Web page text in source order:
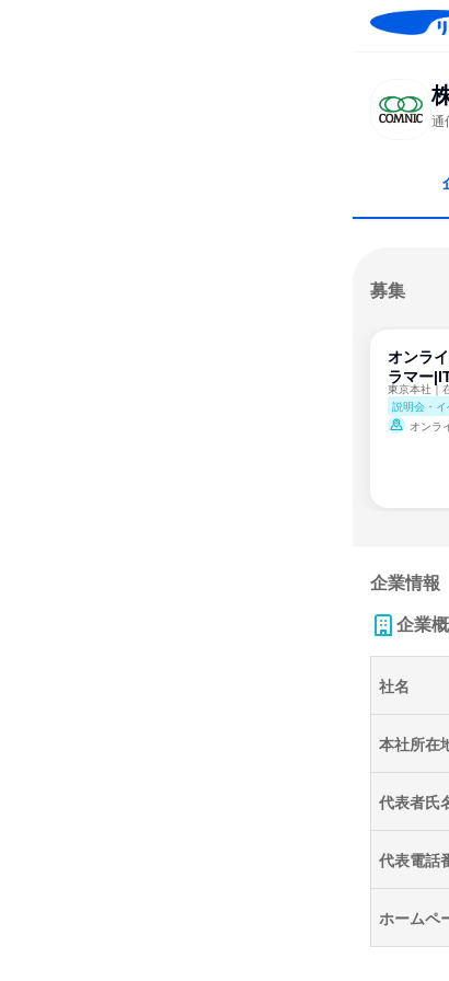
通
募集
オンラ
ラマー
説明会・イ
オンラ
企業情報
企業
社名
本社所在
代表者氏
代表電話
ホームペ